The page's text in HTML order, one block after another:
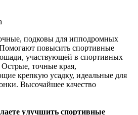
подковы для ипподромных
повысить спортивные
участвующей в спортивных
Острые, точные края,
крепкую усадку, идеальные для
Высочайшее качество
улучшить спортивные